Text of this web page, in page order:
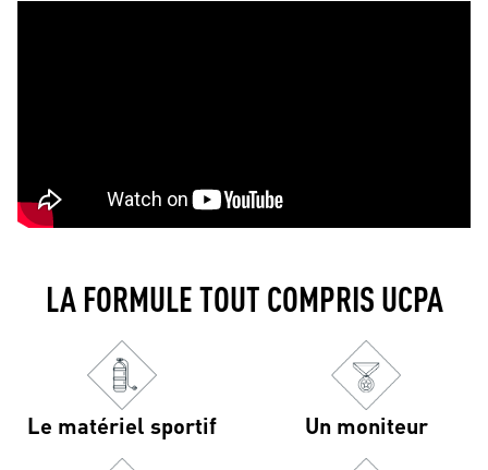
LA FORMULE TOUT COMPRIS UCPA
Le matériel sportif Un moniteur